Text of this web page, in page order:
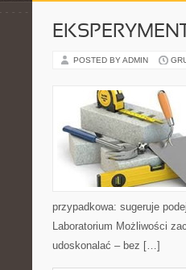
POSTED BY ADMIN
przypadkowa: sugeruje
Laboratorium Możliwości
udoskonalać – bez […]